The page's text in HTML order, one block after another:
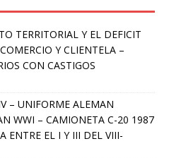
TERRITORIAL Y EL DEFICIT
Y CLIENTELA –
CON CASTIGOS
– UNIFORME ALEMAN
WWI – CAMIONETA C-20 1987
ENTRE EL I Y III DEL VIII-